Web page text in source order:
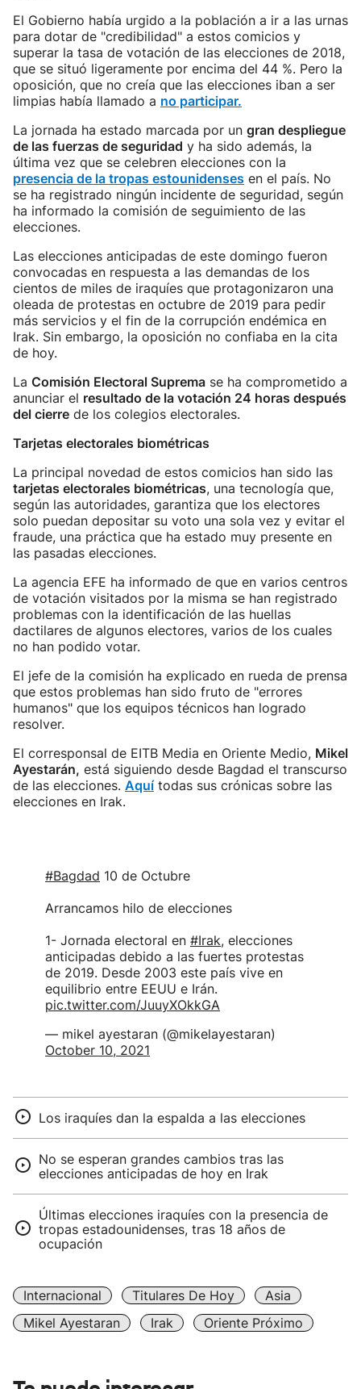
El Gobierno había urgido a la población a ir a las urnas
para dotar de "credibilidad" a estos comicios y
superar la tasa de votación de las elecciones de 2018,
que se situó ligeramente por encima del 44 %. Pero la
oposición, que no creía que las elecciones iban a ser
limpias había llamado a no participar.
La jornada ha estado marcada por un gran despliegue
de las fuerzas de seguridad y ha sido además, la
última vez que se celebren elecciones con la
presencia de la tropas estounidenses en el país. No
se ha registrado ningún incidente de seguridad, según
ha informado la comisión de seguimiento de las
elecciones.
Las elecciones anticipadas de este domingo fueron
convocadas en respuesta a las demandas de los
cientos de miles de iraquíes que protagonizaron una
oleada de protestas en octubre de 2019 para pedir
más servicios y el fin de la corrupción endémica en
Irak. Sin embargo, la oposición no confiaba en la cita
de hoy.
La Comisión Electoral Suprema se ha comprometido a
anunciar el resultado de la votación 24 horas después
del cierre de los colegios electorales.
Tarjetas electorales biométricas
La principal novedad de estos comicios han sido las
tarjetas electorales biométricas, una tecnología que,
según las autoridades, garantiza que los electores
solo puedan depositar su voto una sola vez y evitar el
fraude, una práctica que ha estado muy presente en
las pasadas elecciones.
La agencia EFE ha informado de que en varios centros
de votación visitados por la misma se han registrado
problemas con la identificación de las huellas
dactilares de algunos electores, varios de los cuales
no han podido votar.
El jefe de la comisión ha explicado en rueda de prensa
que estos problemas han sido fruto de "errores
humanos" que los equipos técnicos han logrado
resolver.
El corresponsal de EITB Media en Oriente Medio, Mikel
Ayestarán, está siguiendo desde Bagdad el transcurso
de las elecciones. Aquítodas sus crónicas sobre las
elecciones en Irak.
#Bagdad 10 de Octubre
Arrancamos hilo de elecciones
1- Jornada electoral en #Irak, elecciones
anticipadas debido a las fuertes protestas
de 2019. Desde 2003 este país vive en
equilibrio entre EEUU e Irán.
pic.twitter.com/JuuyXOkkGA
— mikel ayestaran (@mikelayestaran)
October 10, 2021
Los iraquíes dan la espalda a las elecciones
No se esperan grandes cambios tras las
elecciones anticipadas de hoy en Irak
Últimas elecciones iraquíes con la presencia de
tropas estadounidenses, tras 18 años de
ocupación
Internacional Titulares De Hoy
Asia
Mikel Ayestaran
Irak Oriente Próximo